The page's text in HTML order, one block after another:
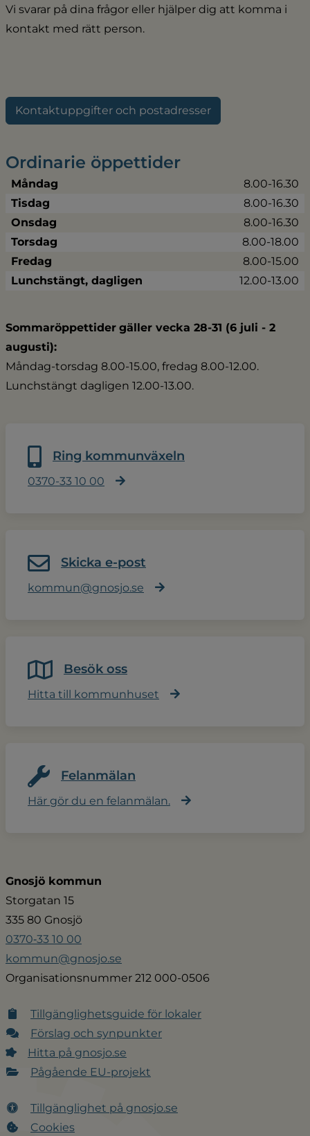
Vi svarar på dina frågor eller hjälper dig att komma i
kontakt med rätt person.
Kontaktuppgifter och postadresser
Ordinarie öppettider
Måndag
8.00-16.30
Tisdag
8.00-16.30
Onsdag
8.00-16.30
Torsdag
8.00-18.00
Fredag
8.00-15.00
Lunchstängt, dagligen
12.00-13.00
Sommaröppettider gäller vecka 28-31 (6 juli - 2
augusti):
Måndag-torsdag 8.00-15.00, fredag 8.00-12.00.
Lunchstängt dagligen 12.00-13.00.
Ring kommunväxeln
0370-33 10 00
Skicka e-post
kommun@gnosjo.se
Besök oss
Hitta till kommunhuset
Felanmälan
Här gör du en felanmälan.
Gnosjö kommun
Storgatan 15
335 80 Gnosjö
0370‑33 10 00
kommun@gnosjo.se
Organisationsnummer 212 000-0506
Tillgänglighetsguide för lokaler
Förslag och synpunkter
Hitta på gnosjo.se
Pågående EU-projekt
Tillgänglighet på gnosjo.se
Cookies